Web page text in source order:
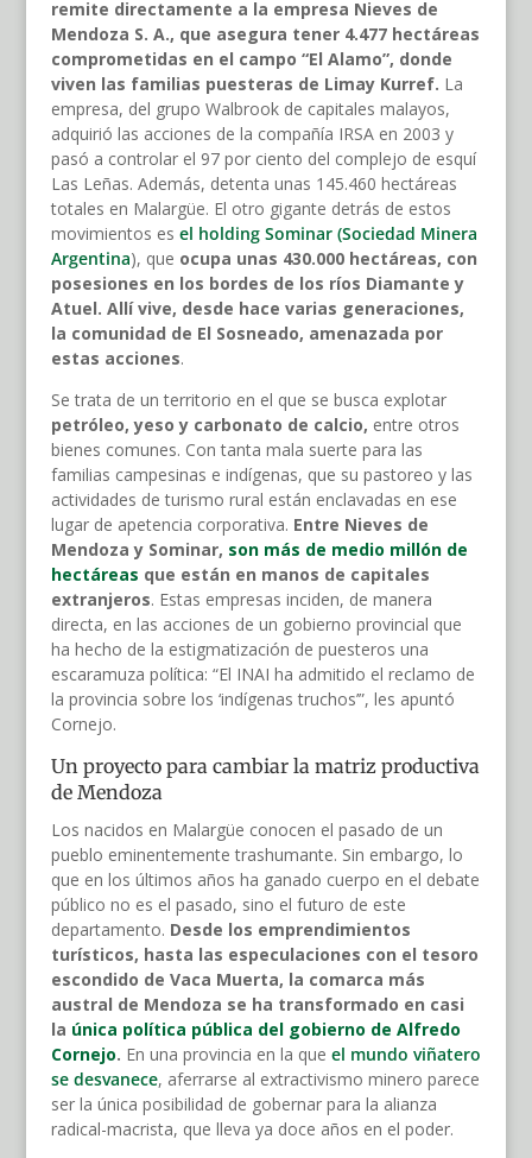
remite directamente a la empresa Nieves de
Mendoza S. A., que asegura tener 4.477 hectáreas
comprometidas en el campo “El Alamo”, donde
viven las familias puesteras de Limay Kurref. La
empresa, del grupo Walbrook de capitales malayos,
adquirió las acciones de la compañía IRSA en 2003 y
pasó a controlar el 97 por ciento del complejo de esquí
Las Leñas. Además, detenta unas 145.460 hectáreas
totales en Malargüe. El otro gigante detrás de estos
movimientos es el holding Sominar (Sociedad Minera
Argentina), que ocupa unas 430.000 hectáreas, con
posesiones en los bordes de los ríos Diamante y
Atuel. Allí vive, desde hace varias generaciones,
la comunidad de El Sosneado, amenazada por
estas acciones.
Se trata de un territorio en el que se busca explotar
petróleo, yeso y carbonato de calcio, entre otros
bienes comunes. Con tanta mala suerte para las
familias campesinas e indígenas, que su pastoreo y las
actividades de turismo rural están enclavadas en ese
lugar de apetencia corporativa. Entre Nieves de
Mendoza y Sominar, son más de medio millón de
hectáreas que están en manos de capitales
extranjeros. Estas empresas inciden, de manera
directa, en las acciones de un gobierno provincial que
ha hecho de la estigmatización de puesteros una
escaramuza política: “El INAI ha admitido el reclamo de
la provincia sobre los ‘indígenas truchos’”, les apuntó
Cornejo.
Un proyecto para cambiar la matriz productiva
de Mendoza
Los nacidos en Malargüe conocen el pasado de un
pueblo eminentemente trashumante. Sin embargo, lo
que en los últimos años ha ganado cuerpo en el debate
público no es el pasado, sino el futuro de este
departamento. Desde los emprendimientos
turísticos, hasta las especulaciones con el tesoro
escondido de Vaca Muerta, la comarca más
austral de Mendoza se ha transformado en casi
la única política pública del gobierno de Alfredo
Cornejo. En una provincia en la que el mundo viñatero
se desvanece, aferrarse al extractivismo minero parece
ser la única posibilidad de gobernar para la alianza
radical-macrista, que lleva ya doce años en el poder.